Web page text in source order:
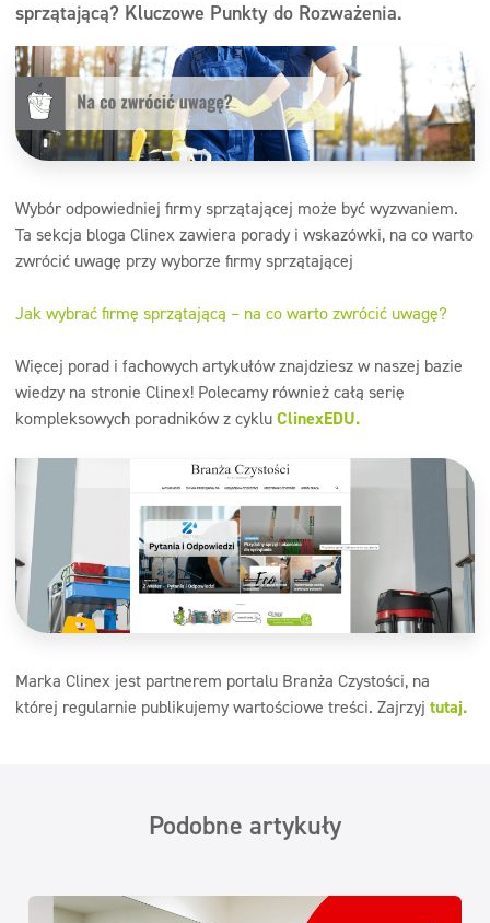
sprzątającą? Kluczowe Punkty do Rozważenia.
Wybór odpowiedniej firmy sprzątającej może być wyzwaniem.
Ta sekcja bloga Clinex zawiera porady i wskazówki, na co warto
zwrócić uwagę przy wyborze firmy sprzątającej
Jak wybrać firmę sprzątającą – na co warto zwrócić uwagę?
Więcej porad i fachowych artykułów znajdziesz w naszej bazie
wiedzy na stronie Clinex! Polecamy również całą serię
kompleksowych poradników z cykluClinexEDU.
Marka Clinex jest partnerem portalu Branża Czystości, na
której regularnie publikujemy wartościowe treści. Zajrzyj tutaj.
Podobne artykuły